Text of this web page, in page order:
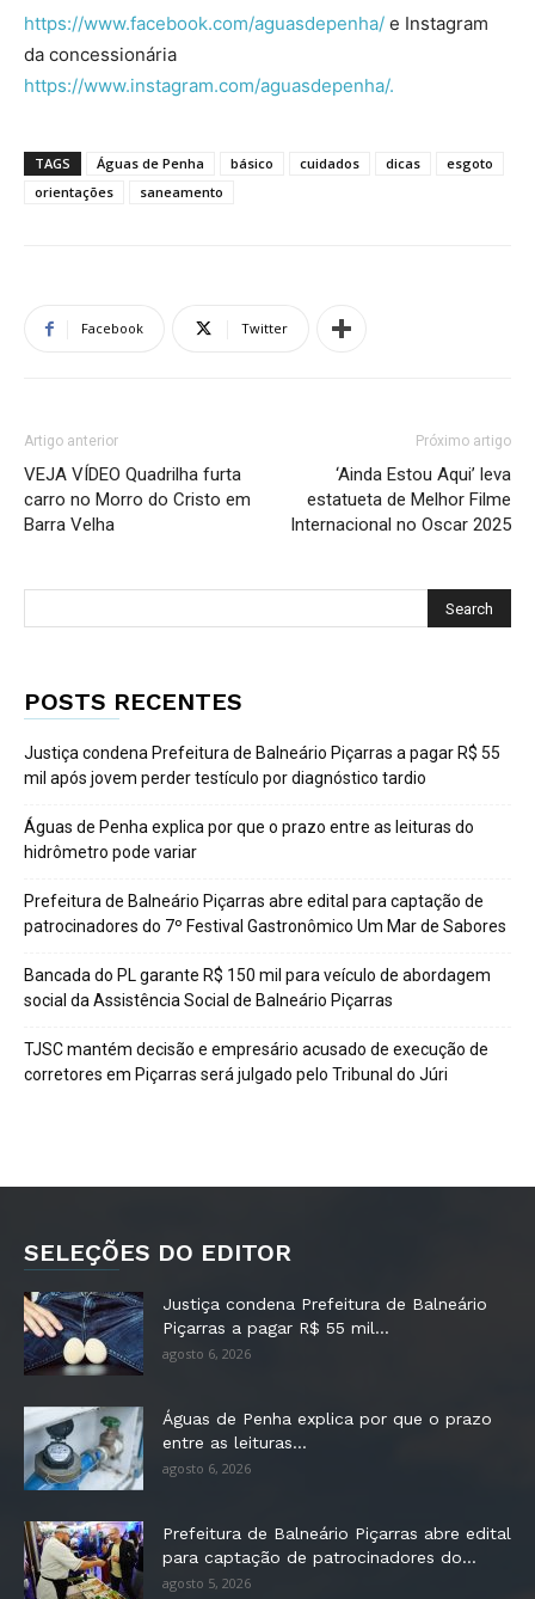
https://www.facebook.com/aguasdepenha/ e Instagram
da concessionária
https://www.instagram.com/aguasdepenha/.
TAGS Águas de Penha básico cuidados dicas
esgoto
orientações
saneamento
Facebook Twitter
Artigo anterior
VEJA VÍDEO Quadrilha furta
carro no Morro do Cristo em
Barra Velha
Próximo artigo
‘Ainda Estou Aqui’ leva
estatueta de Melhor Filme
Internacional no Oscar 2025
POSTS RECENTES
Justiça condena Prefeitura de Balneário Piçarras a pagar R$ 55
mil após jovem perder testículo por diagnóstico tardio
Águas de Penha explica por que o prazo entre as leituras do
hidrômetro pode variar
Prefeitura de Balneário Piçarras abre edital para captação de
patrocinadores do 7º Festival Gastronômico Um Mar de Sabores
Bancada do PL garante R$ 150 mil para veículo de abordagem
social da Assistência Social de Balneário Piçarras
TJSC mantém decisão e empresário acusado de execução de
corretores em Piçarras será julgado pelo Tribunal do Júri
SELEÇÕES DO EDITOR
Justiça condena Prefeitura de Balneário
Piçarras a pagar R$ 55 mil...
agosto 6, 2026
Águas de Penha explica por que o prazo
entre as leituras...
agosto 6, 2026
Prefeitura de Balneário Piçarras abre edital
para captação de patrocinadores do...
agosto 5, 2026